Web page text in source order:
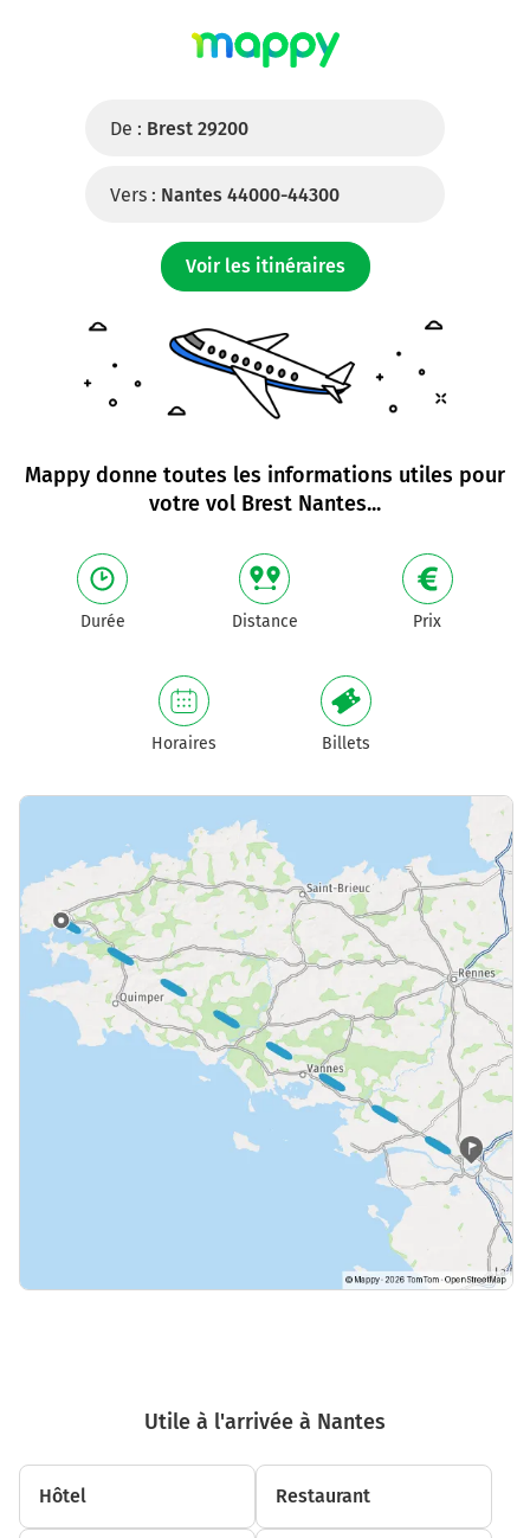
De : Brest 29200
Vers : Nantes 44000-44300
Voir les itinéraires
Mappy donne toutes les informations utiles pour
votre vol Brest Nantes...
Durée Distance Prix
Horaires Billets
Utile à l'arrivée à Nantes
Hôtel Restaurant